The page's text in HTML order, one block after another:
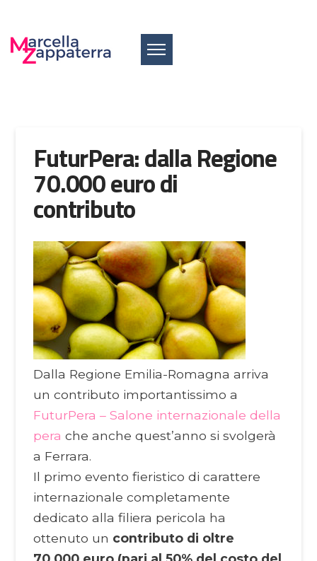
FuturPera: dalla Regione
70.000 euro di
contributo
Dalla Regione Emilia-Romagna arriva
un contributo importantissimo a
FuturPera – Salone internazionale della
pera che anche quest’anno si svolgerà
a Ferrara.
Il primo evento fieristico di carattere
internazionale completamente
dedicato alla filiera pericola ha
ottenuto un contributo di oltre